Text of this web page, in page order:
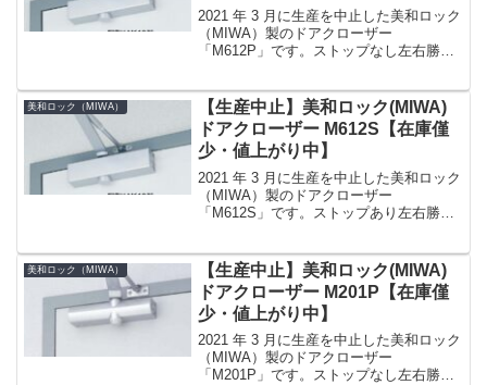
2021 年 3 月に生産を中止した美和ロック
（MIWA）製のドアクローザー
「M612P」です。ストップなし左右勝手
（SV）、ブラック艶消し（BK）、アイ...
美和ロック（MIWA）
【生産中止】美和ロック(MIWA)
ドアクローザー M612S【在庫僅
少・値上がり中】
2021 年 3 月に生産を中止した美和ロック
（MIWA）製のドアクローザー
「M612S」です。ストップあり左右勝手
カラーシルバー（SV）、ブラック艶消
し...
美和ロック（MIWA）
【生産中止】美和ロック(MIWA)
ドアクローザー M201P【在庫僅
少・値上がり中】
2021 年 3 月に生産を中止した美和ロック
（MIWA）製のドアクローザー
「M201P」です。ストップなし左右勝手